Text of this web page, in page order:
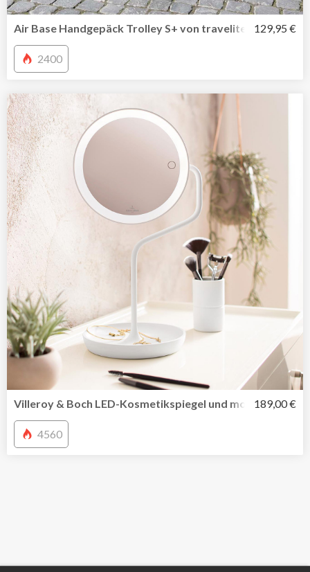
Air Base Handgepäck Trolley S+ von travelite mit129,95 €
2400
Villeroy & Boch LED-Kosmetikspiegel und mobile189,00 €
4560